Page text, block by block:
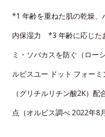
*1 年齢を重ねた肌の乾燥
内保湿力 *3 年齢に応じた
ミ・ソバカスを防ぐ（ロ
ルビスユー ドット フォー
（グリチルリチン酸2K）
点（オルビス調べ 2022年8